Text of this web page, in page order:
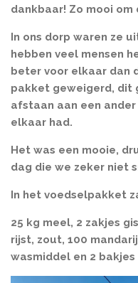
dankbaar! Zo mooi
In ons dorp waren ze
hebben veel mensen
beter voor elkaar dan
pakket geweigerd, dit
afstaan aan een
elkaar had.
Het was een mooie,
dag die we zeker niet
In het voedselpakket
25 kg meel, 2 zakjes
rijst, zout, 100
wasmiddel en 2